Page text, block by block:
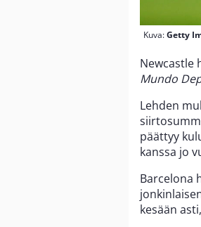
Kuva:Getty
Newcastle
Mundo
Lehden
päättyy
kanssa jo
Barcelona
kesään